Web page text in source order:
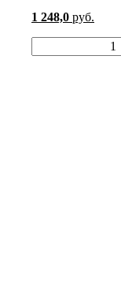
1 248,0 руб.